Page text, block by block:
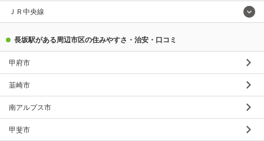
ＪＲ中央線
長坂駅がある周辺市区の住みやすさ・治安・口コミ
甲府市
韮崎市
南アルプス市
甲斐市